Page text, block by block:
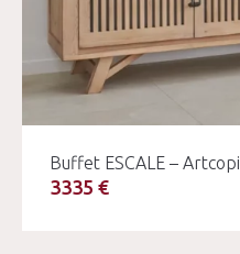
Buffet ESCALE – Artcopi
3335 €